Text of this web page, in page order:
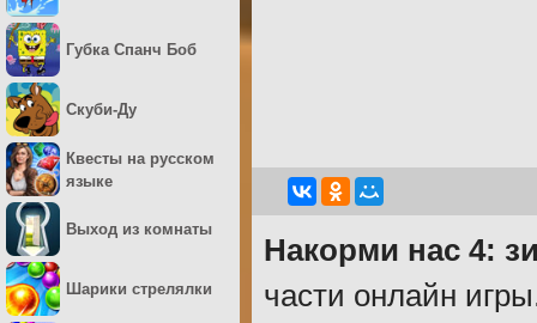
Накорми нас 4:
части онлайн
Губка Спанч Боб
Скуби-Ду
Квесты на русском
языке
Выход из комнаты
Шарики стрелялки